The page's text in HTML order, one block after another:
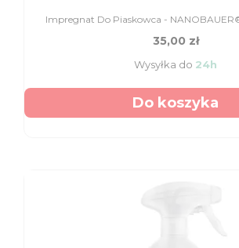
Impregnat Do Piaskowca -
35,00 zł
Wysyłka do 24h
Do koszyka